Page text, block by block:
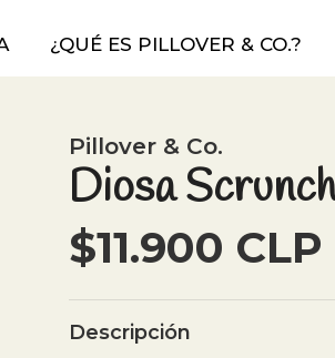
¿QUÉ ES PILLOVER & CO.?
Pillover & Co.
Diosa
$11.900 CLP
Descripción